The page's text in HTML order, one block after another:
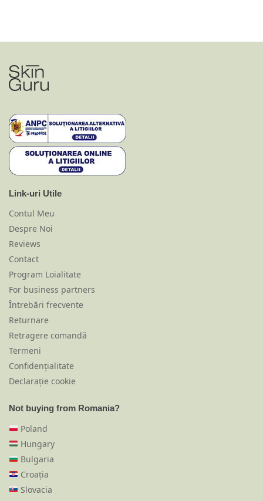
Link-uri Utile
Contul Meu
Despre Noi
Reviews
Contact
Program Loialitate
For business partners
Întrebări frecvente
Returnare
Retragere comandă
Termeni
Confidențialitate
Declarație cookie
Not buying from Romania?
Poland
Hungary
Bulgaria
Croația
Slovacia